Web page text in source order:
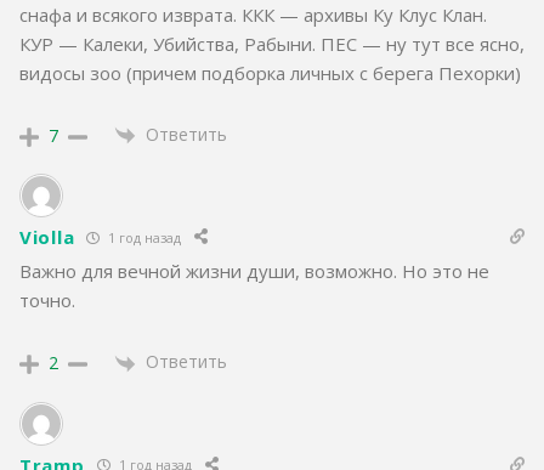
снафа и всякого изврата. ККК — архивы Ку Клус Клан.
КУР — Калеки, Убийства, Рабыни. ПЕС — ну тут все ясно,
видосы зоо (причем подборка личных с берега Пехорки)
7 Ответить
Violla 1 год назад
Важно для вечной жизни души, возможно. Но это не
точно.
2 Ответить
Tramp 1 год назад